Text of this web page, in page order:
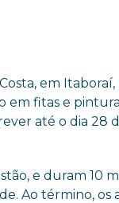
em
fitas e pintura
até o dia 28
e duram 10
Ao término,